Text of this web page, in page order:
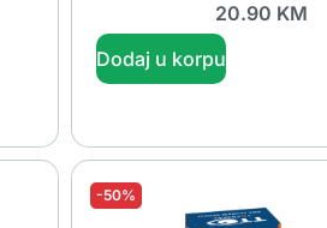
20.90 KM
Dodaj u korpu
-50%